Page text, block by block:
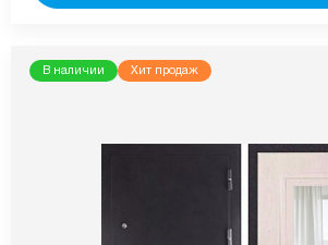
В наличии Хит продаж